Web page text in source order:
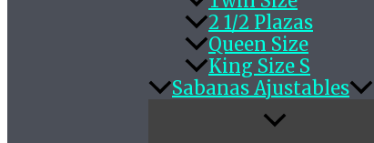
2 1/2 Plazas
Queen Size
King Size S
Sabanas Ajustables